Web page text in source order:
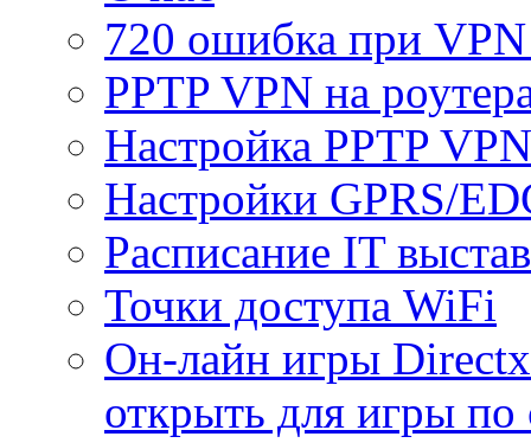
720 ошибка при
PPTP VPN на
Настройка PPTP
Настройки GPRS/
Расписание IT
Точки доступа WiFi
Он-лайн игры
открыть для игры по